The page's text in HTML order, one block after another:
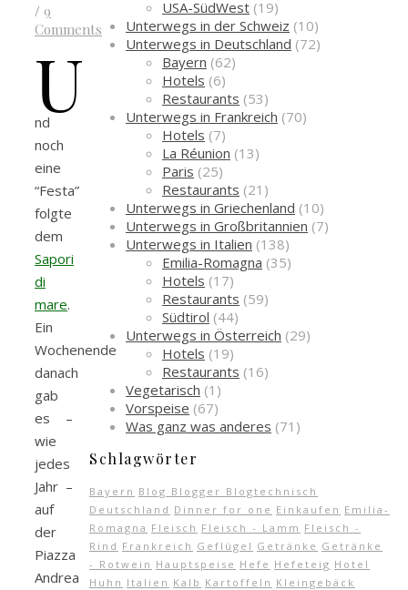
/ 9
Comments
U
nd
noch
eine
“Festa”
folgte
dem
Sapori
di
mare.
Ein
Wochenende
danach
gab
es –
wie
jedes
Jahr –
auf
der
Piazza
Andrea
USA-SüdWest (19)
Unterwegs in der Schweiz (10)
Unterwegs in Deutschland (72)
Bayern (62)
Hotels (6)
Restaurants (53)
Unterwegs in Frankreich (70)
Hotels (7)
La Réunion (13)
Paris (25)
Restaurants (21)
Unterwegs in Griechenland (10)
Unterwegs in Großbritannien (7)
Unterwegs in Italien (138)
Emilia-Romagna (35)
Hotels (17)
Restaurants (59)
Südtirol (44)
Unterwegs in Österreich (29)
Hotels (19)
Restaurants (16)
Vegetarisch (1)
Vorspeise (67)
Was ganz was anderes (71)
Schlagwörter
Bayern Blog Blogger Blogtechnisch
Deutschland Dinner for one Einkaufen Emilia-
Romagna Fleisch Fleisch - Lamm Fleisch -
Rind Frankreich Geflügel Getränke Getränke
- Rotwein Hauptspeise Hefe Hefeteig Hotel
Huhn Italien Kalb Kartoffeln Kleingebäck